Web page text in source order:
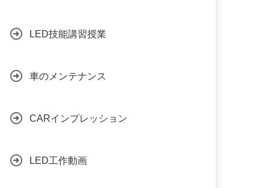
LED技能講習授業
車のメンテナンス
CARインプレッション
LED工作動画